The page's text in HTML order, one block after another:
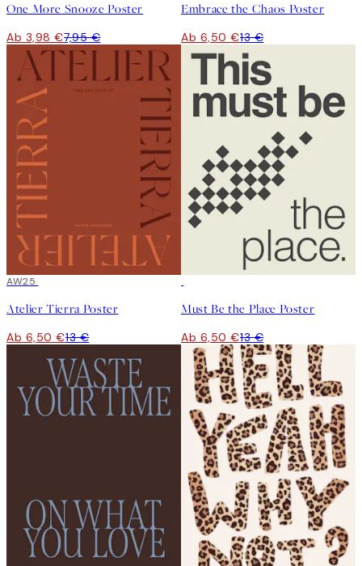
One More Snooze Poster
Ab 3,98 €7,95 €
Embrace the Chaos Poster
Ab 6,50 €13 €
50%*
AW25
Atelier Tierra Poster
Ab 6,50 €13 €
Must Be the Place Poster
Ab 6,50 €13 €